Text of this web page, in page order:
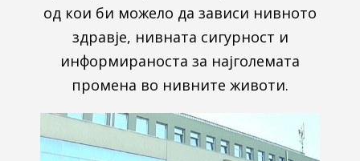
од кои би можело да зависи нивното
здравје, нивната сигурност и
информираноста за најголемата
промена во нивните животи.